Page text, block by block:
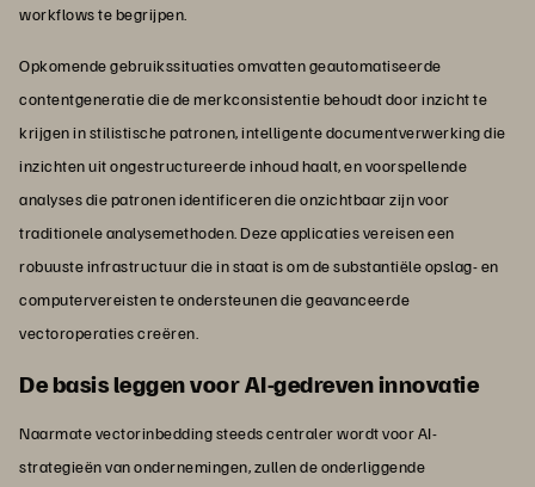
workflows te begrijpen.
Opkomende gebruikssituaties omvatten geautomatiseerde
contentgeneratie die de merkconsistentie behoudt door inzicht te
krijgen in stilistische patronen, intelligente documentverwerking die
inzichten uit ongestructureerde inhoud haalt, en voorspellende
analyses die patronen identificeren die onzichtbaar zijn voor
traditionele analysemethoden. Deze applicaties vereisen een
robuuste infrastructuur die in staat is om de substantiële opslag- en
computervereisten te ondersteunen die geavanceerde
vectoroperaties creëren.
De basis leggen voor AI-gedreven innovatie
Naarmate vectorinbedding steeds centraler wordt voor AI-
strategieën van ondernemingen, zullen de onderliggende